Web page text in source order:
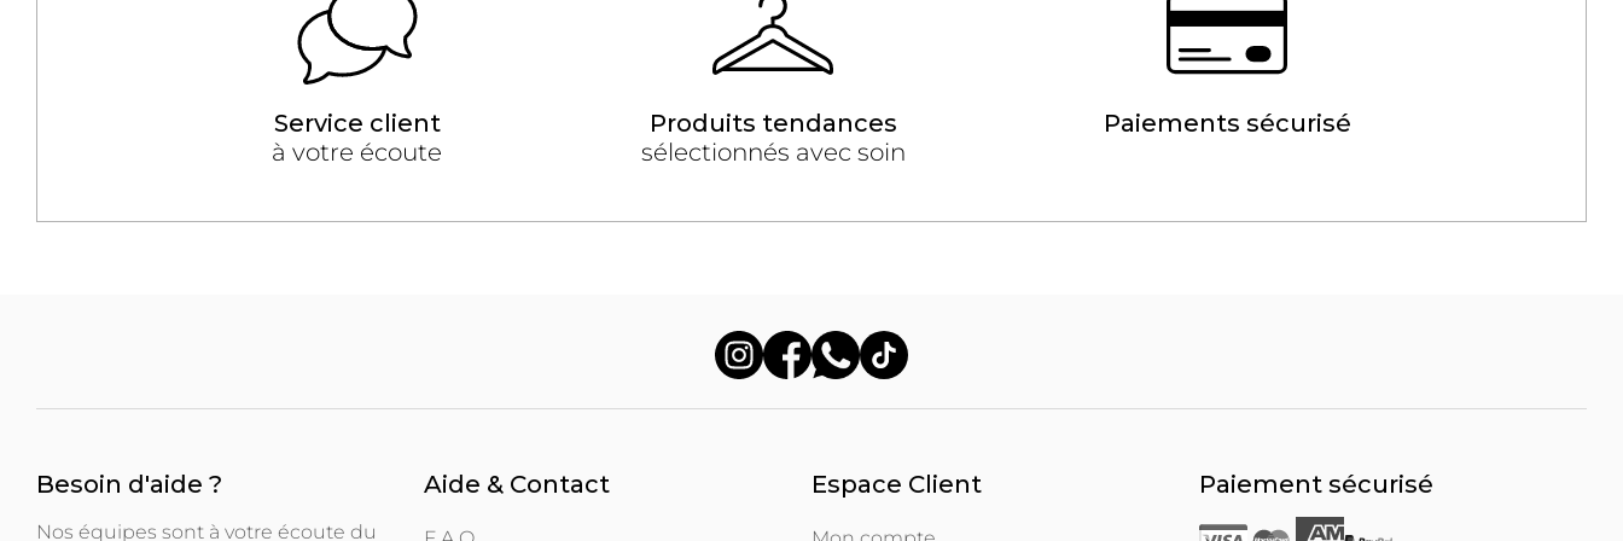
Service client
à votre écoute
Produits tendances
sélectionnés avec soin
Paiements sécurisé
Besoin d'aide ?
Nos équipes sont à votre écoute du
Aide & Contact Espace Client Paiement sécurisé